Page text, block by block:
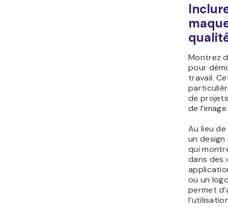
Montrez
pour
travail.
de
de
Au lieu
un
qui
dans des
ou un
permet